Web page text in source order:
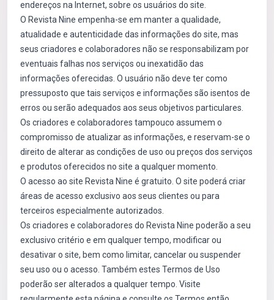
endereços na Internet, sobre os usuários do site.
O Revista Nine empenha-se em manter a qualidade,
atualidade e autenticidade das informações do site, mas
seus criadores e colaboradores não se responsabilizam por
eventuais falhas nos serviços ou inexatidão das
informações oferecidas. O usuário não deve ter como
pressuposto que tais serviços e informações são isentos de
erros ou serão adequados aos seus objetivos particulares.
Os criadores e colaboradores tampouco assumem o
compromisso de atualizar as informações, e reservam-se o
direito de alterar as condições de uso ou preços dos serviços
e produtos oferecidos no site a qualquer momento.
O acesso ao site Revista Nine é gratuito. O site poderá criar
áreas de acesso exclusivo aos seus clientes ou para
terceiros especialmente autorizados.
Os criadores e colaboradores do Revista Nine poderão a seu
exclusivo critério e em qualquer tempo, modificar ou
desativar o site, bem como limitar, cancelar ou suspender
seu uso ou o acesso. Também estes Termos de Uso
poderão ser alterados a qualquer tempo. Visite